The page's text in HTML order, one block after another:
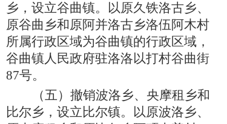
乡，设立谷曲镇。以原久铁洛古乡、
原谷曲乡和原阿并洛古乡洛伍阿木村
所属行政区域为谷曲镇的行政区域，
谷曲镇人民政府驻洛洛以打村谷曲街
87号。
（五） 撤销波洛乡、央摩租乡和
比尔乡，设立比尔镇。以原波洛乡、